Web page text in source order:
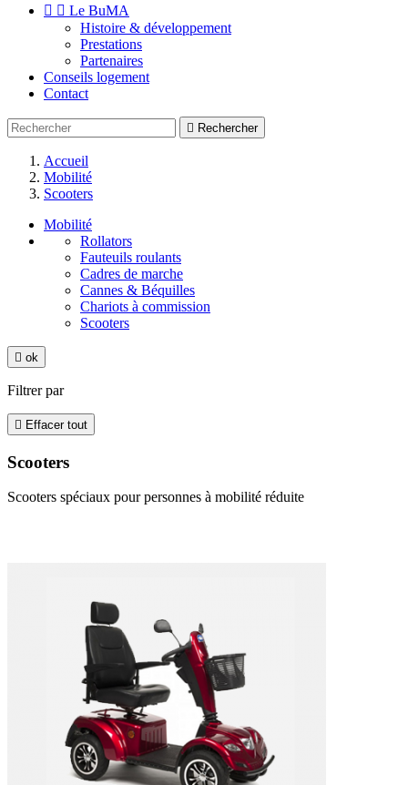
  Le BuMA
Histoire & développement
Prestations
Partenaires
Conseils logement
Contact
 Rechercher
Accueil
Mobilité
Scooters
Mobilité
Rollators
Fauteuils roulants
Cadres de marche
Cannes & Béquilles
Chariots à commission
Scooters
 ok
Filtrer par
 Effacer tout
Scooters
Scooters spéciaux pour personnes à mobilité réduite